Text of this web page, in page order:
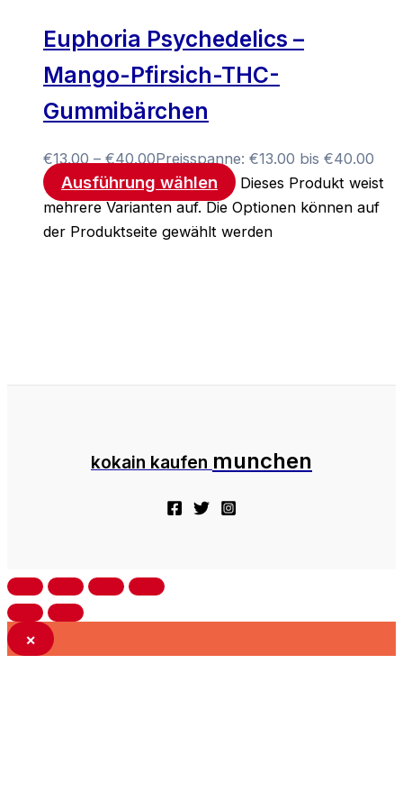
Euphoria Psychedelics –
Mango-Pfirsich-THC-
Gummibärchen
€13.00 –€40.00Preisspanne: €13.00 bis €40.00
Ausführung wählen
Dieses Produkt weist
mehrere Varianten auf. Die Optionen können auf
der Produktseite gewählt werden
kokain kaufen munchen
×